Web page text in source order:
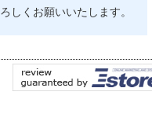
しくお願いいたします。